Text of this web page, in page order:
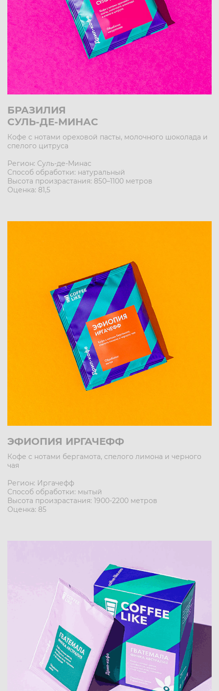
БРАЗИЛИЯ
СУЛЬ-ДЕ-МИНАС
Кофе с нотами ореховой пасты, молочного шоколада и
спелого цитруса
Регион: Суль-де-Минас
Способ обработки: натуральный
Высота произрастания: 850–1100 метров
Оценка: 81,5
ЭФИОПИЯ ИРГАЧЕФФ
Кофе с нотами бергамота, спелого лимона и черного
чая
Регион: Иргачефф
Способ обработки: мытый
Высота произрастания: 1900-2200 метров
Оценка: 85